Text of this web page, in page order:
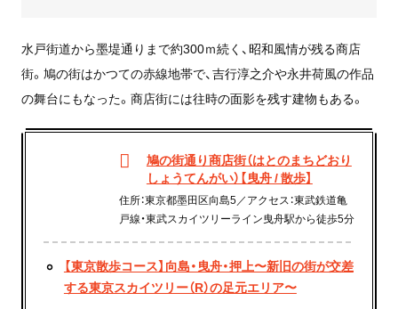
水戸街道から墨堤通りまで約300ｍ続く、昭和風情が残る商店
街。鳩の街はかつての赤線地帯で、吉行淳之介や永井荷風の作品
の舞台にもなった。商店街には往時の面影を残す建物もある。
鳩の街通り商店街（はとのまちどおり
しょうてんがい）【曳舟 / 散歩】
住所：東京都墨田区向島5／アクセス：東武鉄道亀
戸線・東武スカイツリーライン曳舟駅から徒歩5分
【東京散歩コース】向島・曳舟・押上〜新旧の街が交差
する東京スカイツリー（R）の足元エリア〜